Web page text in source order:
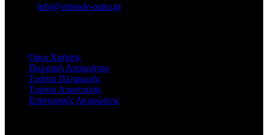
info@episode-patra.gr
Όροι Χρήσης
Πολιτική Απορρήτου
Τρόποι Πληρωμής
Τρόποι Αποστολής
Επιστροφές Ακυρώσεις